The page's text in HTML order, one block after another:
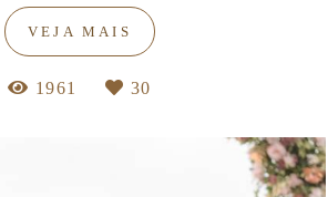
VEJA MAIS
1961 30